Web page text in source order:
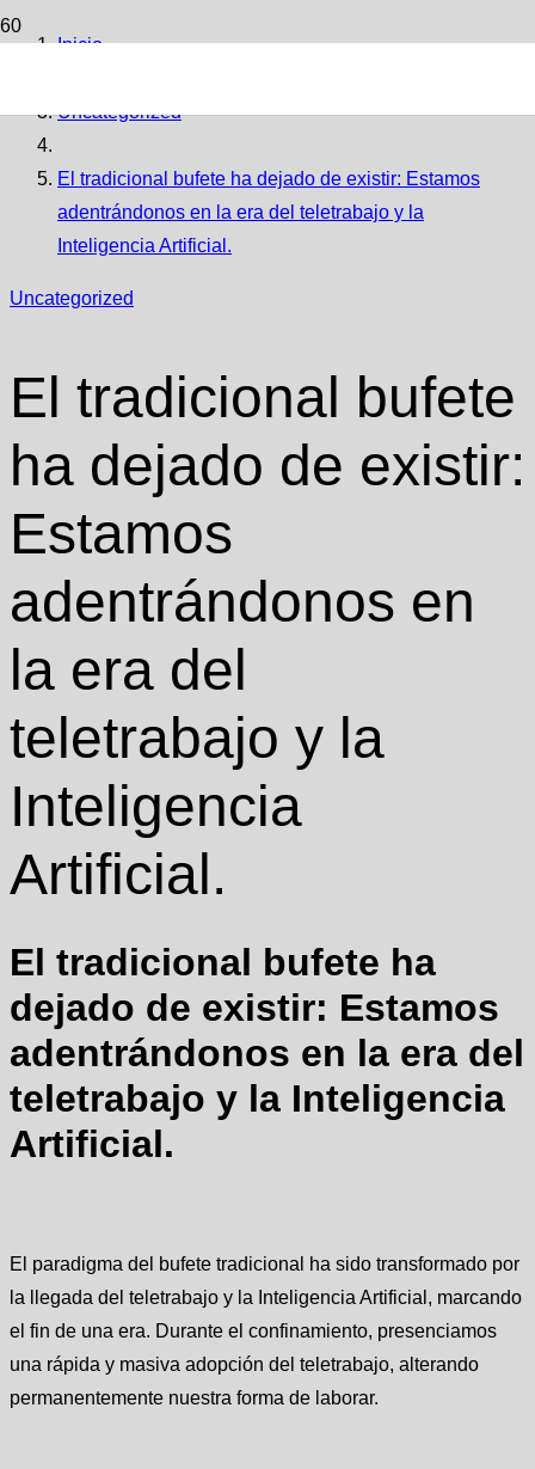
Inicio
Uncategorized
El tradicional bufete ha dejado de existir: Estamos
adentrándonos en la era del teletrabajo y la
Inteligencia Artificial.
Uncategorized
El tradicional bufete
ha dejado de existir:
Estamos
adentrándonos en
la era del
teletrabajo y la
Inteligencia
Artificial.
El tradicional bufete ha
dejado de existir: Estamos
adentrándonos en la era del
teletrabajo y la Inteligencia
Artificial.
El paradigma del bufete tradicional ha sido transformado por
la llegada del teletrabajo y la Inteligencia Artificial, marcando
el fin de una era. Durante el confinamiento, presenciamos
una rápida y masiva adopción del teletrabajo, alterando
permanentemente nuestra forma de laborar.